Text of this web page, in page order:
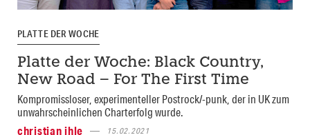
PLATTE DER WOCHE
Platte der Woche: Black Country,
New Road – For The First Time
Kompromissloser, experimenteller Postrock/-punk, der in UK zum
unwahrscheinlichen Charterfolg wurde.
christian ihle
15.02.2021